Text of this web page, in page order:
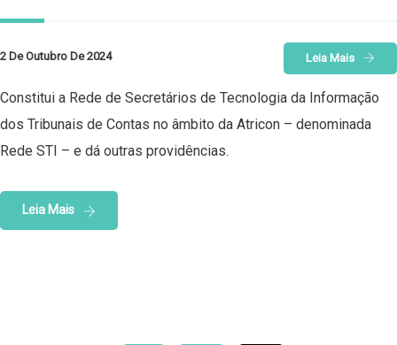
2 De Outubro De 2024 Leia Mais
Constitui a Rede de Secretários de Tecnologia da Informação
dos Tribunais de Contas no âmbito da Atricon – denominada
Rede STI – e dá outras providências.
Leia Mais